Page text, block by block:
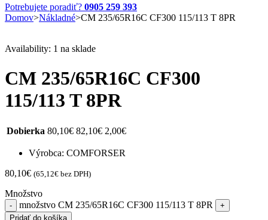
Potrebujete poradiť? 0905 259 393
Domov>Nákladné>CM 235/65R16C CF300 115/113 T 8PR
Availability: 1 na sklade
CM 235/65R16C CF300
115/113 T 8PR
Dobierka 80,10€ 82,10€ 2,00€
Výrobca: COMFORSER
80,10€ (65,12€ bez DPH)
Množstvo
množstvo CM 235/65R16C CF300 115/113 T 8PR
Pridať do košíka